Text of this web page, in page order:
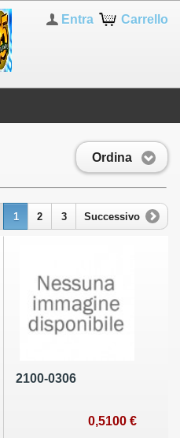
Carrello
Entra
Ordina
1 2 3 Successivo
2100-0306
0,5100 €